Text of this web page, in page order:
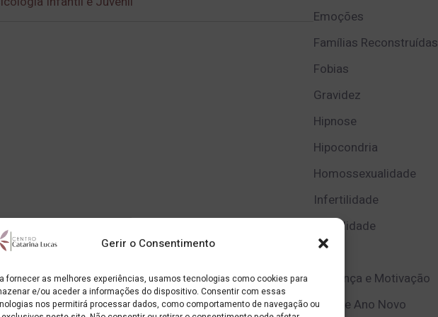
Gerir o Consentimento
fornecer as melhores experiências, usamos tecnologias como cookies para
e/ou aceder a informações do dispositivo. Consentir com essas
nos permitirá processar dados, como comportamento de navegação ou
Uma diferença (dificuldade) na aprendizagem
Ana Santos
Emoções
Famílias Reconstruídas
Fobias
Gravidez
Hipnose
Hipocondria
Homossexualidade
Infertilidade
Infidelidade
Luto
Mudança e Motivação
Natal e Ano Novo